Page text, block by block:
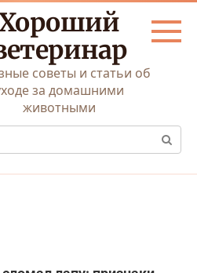
советы и статьи об
за домашними
животными